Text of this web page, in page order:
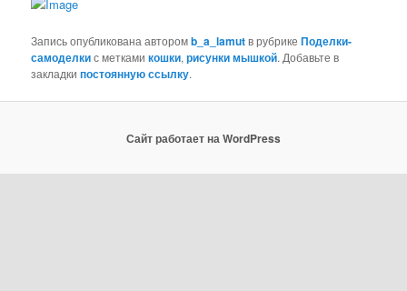
Запись опубликована авторомb_a_lamutв рубрикеПоделки-
самоделкис меткамикошки,рисунки мышкой. Добавьте в
закладкипостоянную ссылку.
Сайт работает на WordPress